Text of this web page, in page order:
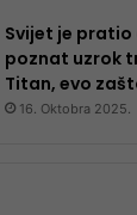
Svijet je pratio
poznat uzrok
Titan, evo
16. Oktobra 2025.